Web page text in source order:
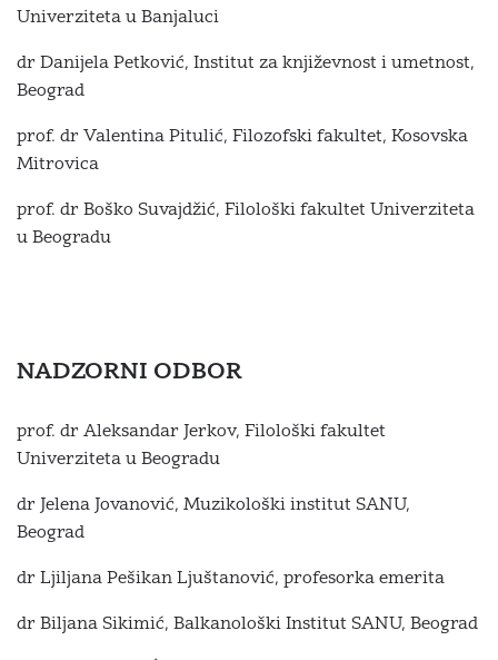
Univerziteta u Banjaluci
dr Danijela Petković, Institut za književnost i umetnost,
Beograd
prof. dr Valentina Pitulić, Filozofski fakultet, Kosovska
Mitrovica
prof. dr Boško Suvajdžić, Filološki fakultet Univerziteta
u Beogradu
NADZORNI ODBOR
prof. dr Aleksandar Jerkov, Filološki fakultet
Univerziteta u Beogradu
dr Jelena Jovanović, Muzikološki institut SANU,
Beograd
dr Ljiljana Pešikan Ljuštanović, profesorka emerita
dr Biljana Sikimić, Balkanološki Institut SANU, Beograd